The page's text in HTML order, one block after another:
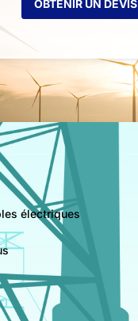
OBTENIR UN DEVIS
électriques